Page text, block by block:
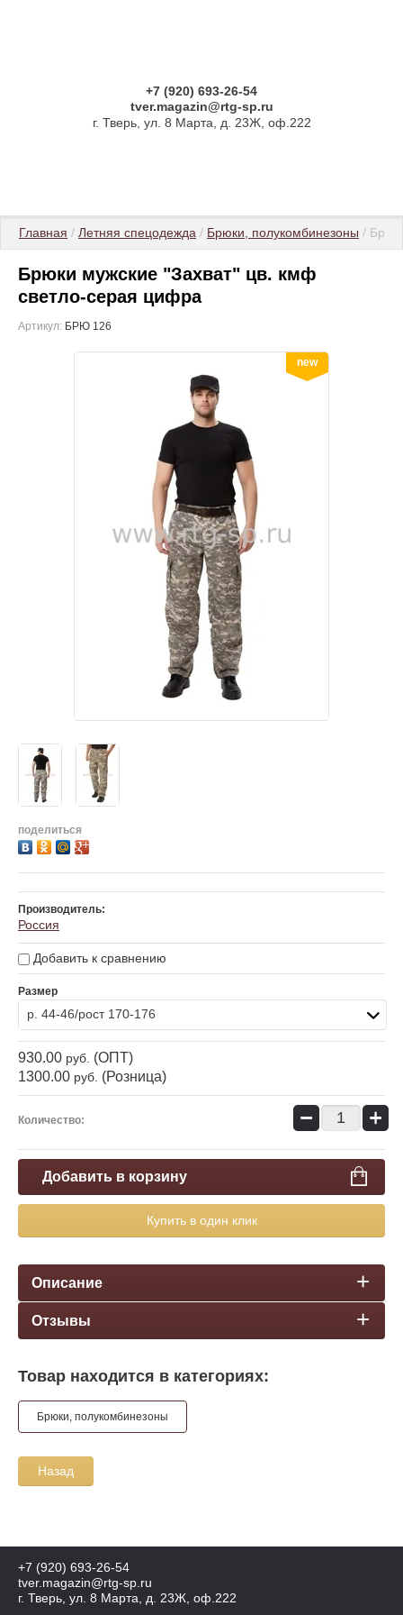
+7 (920) 693-26-54
tver.magazin@rtg-sp.ru
г. Тверь, ул. 8 Марта, д. 23Ж, оф.222
Главная / Летняя спецодежда / Брюки, полукомбинезоны /
Брюки мужские "Захват" цв. кмф
светло-серая цифра
Артикул: БРЮ 126
new
поделиться
Производитель:
Россия
Добавить к сравнению
Размер
р. 44-46/рост 170-176
930.00 руб. (ОПТ)
1300.00 руб. (Розница)
Количество: − +
Добавить в корзину
Купить в один клик
Описание
Отзывы
Товар находится в категориях:
Брюки, полукомбинезоны
Назад
+7 (920) 693-26-54
tver.magazin@rtg-sp.ru
г. Тверь, ул. 8 Марта, д. 23Ж, оф.222